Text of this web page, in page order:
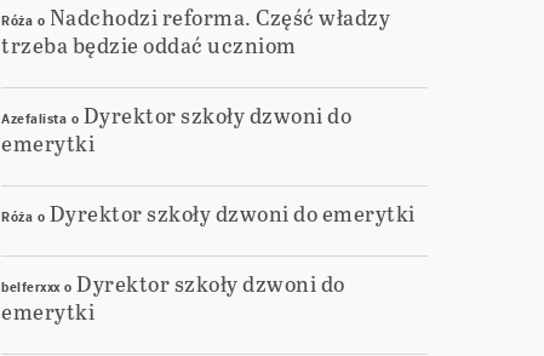
Róża o Nadchodzi reforma. Część władzy
trzeba będzie oddać uczniom
Azefalista o Dyrektor szkoły dzwoni do
emerytki
Róża o Dyrektor szkoły dzwoni do emerytki
belferxxxo Dyrektor szkoły dzwoni do
emerytki